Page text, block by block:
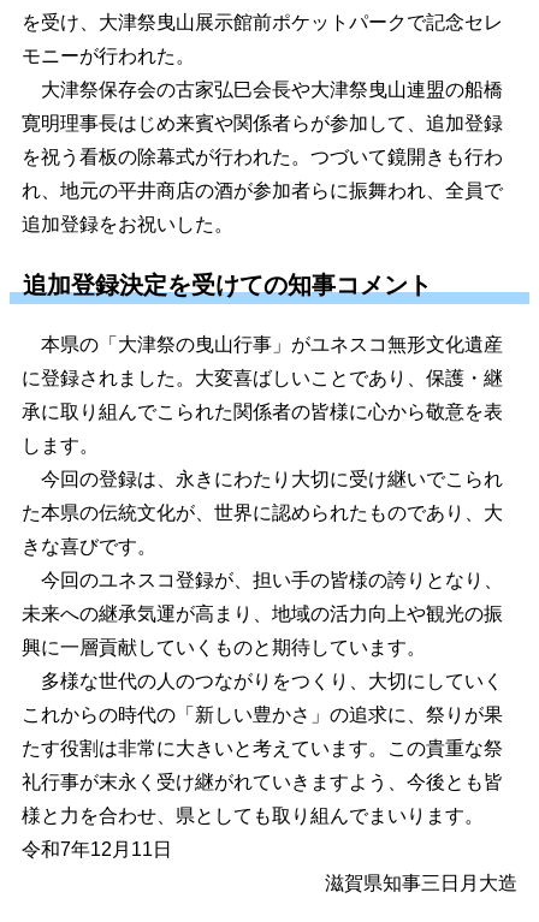
を受け、大津祭曳山展示館前ポケットパークで記念セレ
モニーが行われた。
大津祭保存会の古家弘巳会長や大津祭曳山連盟の船橋
寛明理事長はじめ来賓や関係者らが参加して、追加登録
を祝う看板の除幕式が行われた。つづいて鏡開きも行わ
れ、地元の平井商店の酒が参加者らに振舞われ、全員で
追加登録をお祝いした。
追加登録決定を受けての知事コメント
本県の「大津祭の曳山行事」がユネスコ無形文化遺産
に登録されました。大変喜ばしいことであり、保護・継
承に取り組んでこられた関係者の皆様に心から敬意を表
します。
今回の登録は、永きにわたり大切に受け継いでこられ
た本県の伝統文化が、世界に認められたものであり、大
きな喜びです。
今回のユネスコ登録が、担い手の皆様の誇りとなり、
未来への継承気運が高まり、地域の活力向上や観光の振
興に一層貢献していくものと期待しています。
多様な世代の人のつながりをつくり、大切にしていく
これからの時代の「新しい豊かさ」の追求に、祭りが果
たす役割は非常に大きいと考えています。この貴重な祭
礼行事が末永く受け継がれていきますよう、今後とも皆
様と力を合わせ、県としても取り組んでまいります。
令和7年12月11日
滋賀県知事三日月大造